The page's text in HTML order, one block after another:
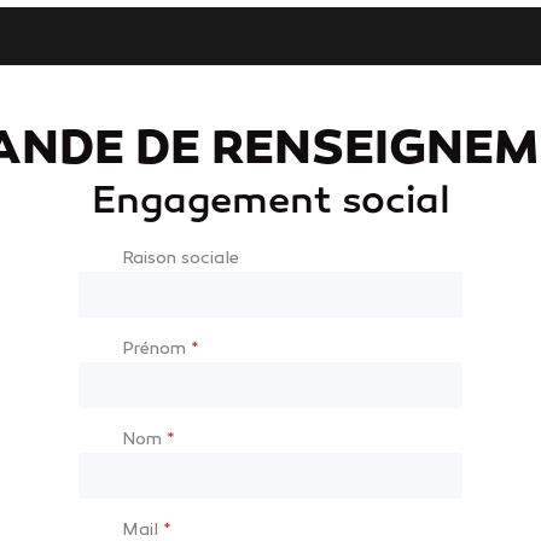
DE
Engagement social
Raison sociale
Prénom *
Nom *
Mail *